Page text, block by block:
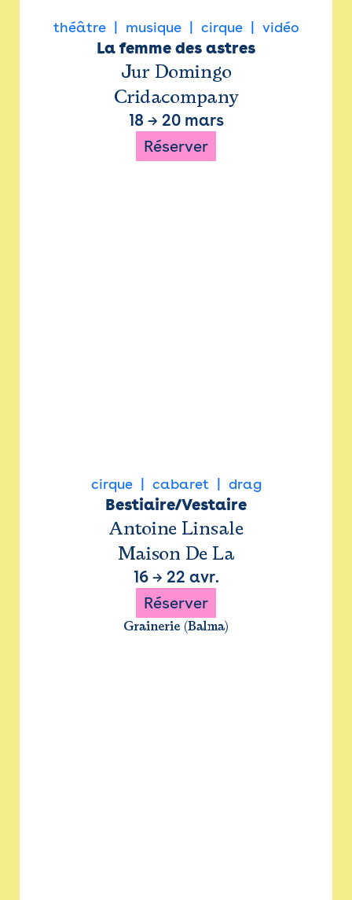
théâtre musique cirque vidéo
La femme des astres
Jur Domingo
Cridacompany
18 → 20 mars
Réserver
cirque cabaret drag
Bestiaire/Vestaire
Antoine Linsale
Maison De La
16→ 22 avr.
Réserver
Grainerie (Balma)